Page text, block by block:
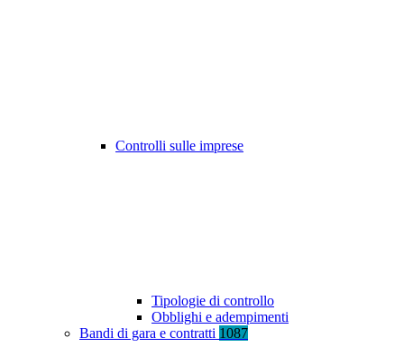
Controlli sulle imprese
Tipologie di controllo
Obblighi e adempimenti
Bandi di gara e contratti 1087